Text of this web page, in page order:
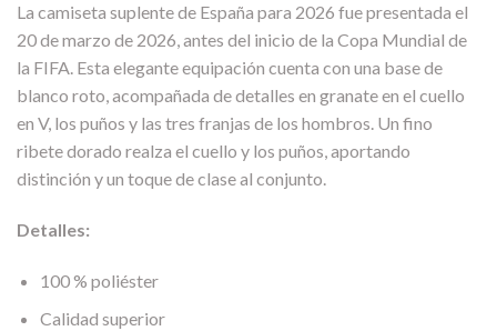
La camiseta suplente de España para 2026 fue presentada el
20 de marzo de 2026, antes del inicio de la Copa Mundial de
la FIFA. Esta elegante equipación cuenta con una base de
blanco roto, acompañada de detalles en granate en el cuello
en V, los puños y las tres franjas de los hombros. Un fino
ribete dorado realza el cuello y los puños, aportando
distinción y un toque de clase al conjunto.
Detalles:
100 % poliéster
Calidad superior